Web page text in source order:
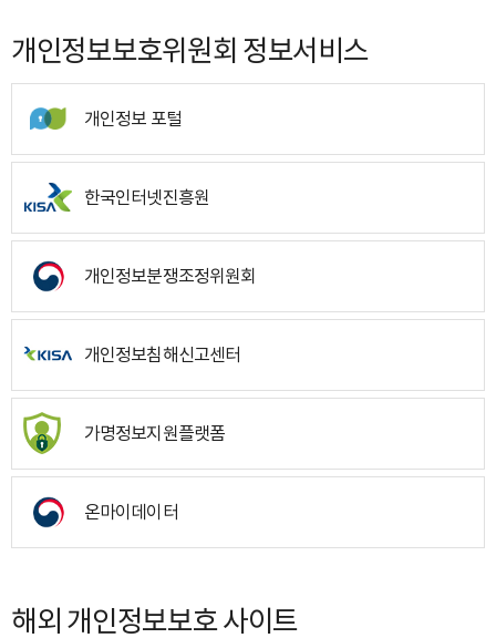
개인정보보호위원회 정보서비스
개인정보 포털
한국인터넷진흥원
개인정보분쟁조정위원회
개인정보침해신고센터
가명정보지원플랫폼
온마이데이터
해외 개인정보보호 사이트